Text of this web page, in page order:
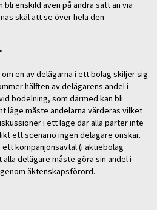
enskild även på andra sätt än via
skäl att se över hela den
en av delägarna i ett bolag skiljer sig
hälften av delägarens andel i
bodelning, som därmed kan bli
läge måste andelarna värderas vilket
i ett läge där alla parter inte
ett scenario ingen delägare önskar.
kompanjonsavtal (i aktiebolag
delägare måste göra sin andel i
äktenskapsförord.